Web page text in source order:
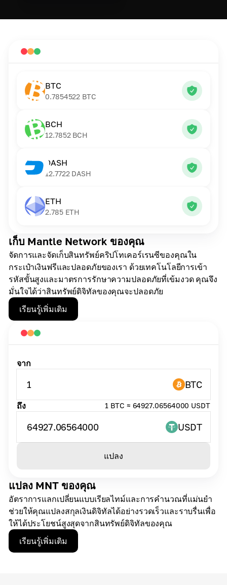
เก็บ Mantle Network ของคุณ
จัดการและจัดเก็บสินทรัพย์คริปโทเคอร์เรนซีของคุณใน
กระเป๋าเงินฟรีและปลอดภัยของเรา ด้วยเทคโนโลยีการเข้า
รหัสขั้นสูงและมาตรการรักษาความปลอดภัยที่เข้มงวด คุณจึง
มั่นใจได้ว่าสินทรัพย์ดิจิทัลของคุณจะปลอดภัย
เรียนรู้เพิ่มเติม
BTC
0.7854522 BTC
BCH
12.7852 BCH
DASH
12.7722 DASH
ETH
2.785 ETH
แปลง MNT ของคุณ
อัตราการแลกเปลี่ยนแบบเรียลไทม์และการคำนวณที่แม่นยำ
ช่วยให้คุณแปลงสกุลเงินดิจิทัลได้อย่างรวดเร็วและราบรื่นเพื่อ
ให้ได้ประโยชน์สูงสุดจากสินทรัพย์ดิจิทัลของคุณ
เรียนรู้เพิ่มเติม
จาก
1 BTC
ถึง 1 BTC ≈ 64927.06564000 USDT
64927.06564000 USDT
แปลง